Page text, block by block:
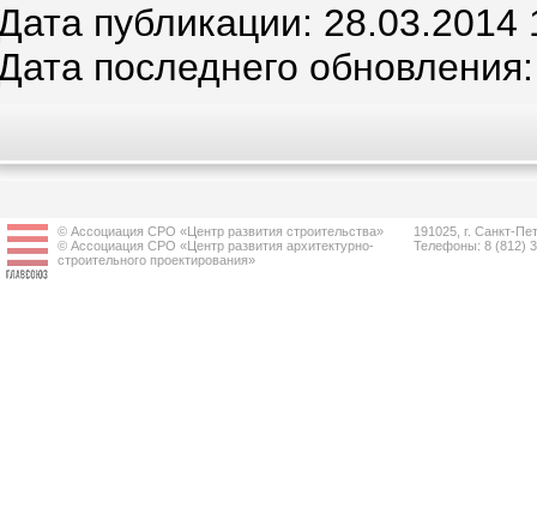
публикации: 28.03.2014
последнего
© Ассоциация СРО «Центр развития строительства»
© Ассоциация СРО «Центр развития архитектурно-
строительного проектирования»
191025, г. Санкт-
Телефоны: 8 (812)